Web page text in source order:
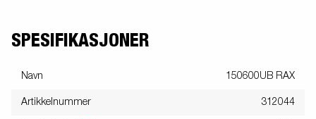
SPESIFIKASJONER
Navn 150600UB RAX
Artikkelnummer 312044